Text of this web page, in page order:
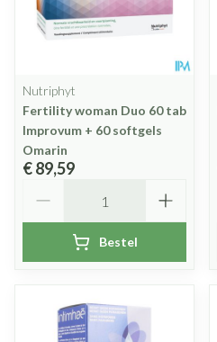
Nutriphyt
Fertility woman Duo 60 tab
Improvum + 60 softgels
Omarin
€ 89,59
Bestel